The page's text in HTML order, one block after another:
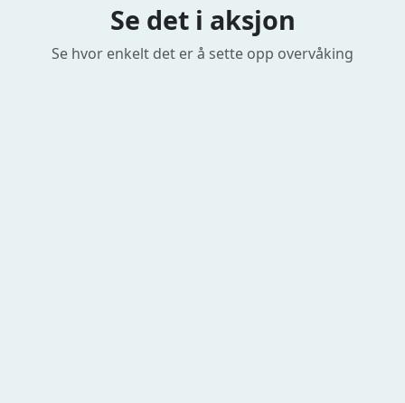
Se det i aksjon
Se hvor enkelt det er å sette opp overvåking